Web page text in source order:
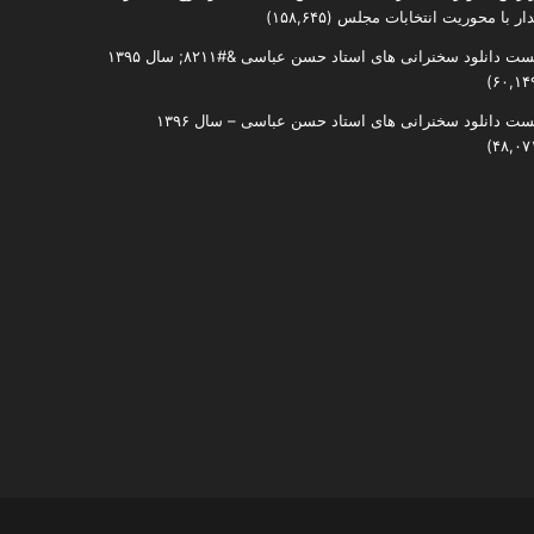
با محوریت انتخابات مجلس (۱۵۸,۶۴۵)
دانلود سخنرانی های استاد حسن عباسی &#۸۲۱۱; سال ۱۳۹۵
دانلود سخنرانی های استاد حسن عباسی – سال ۱۳۹۶